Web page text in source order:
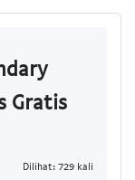
Gratis
Dilihat: 729 kali